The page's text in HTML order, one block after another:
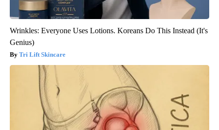
Wrinkles: Everyone Uses Lotions. Koreans Do This Instead (It's
Genius)
Tri Lift Skincare